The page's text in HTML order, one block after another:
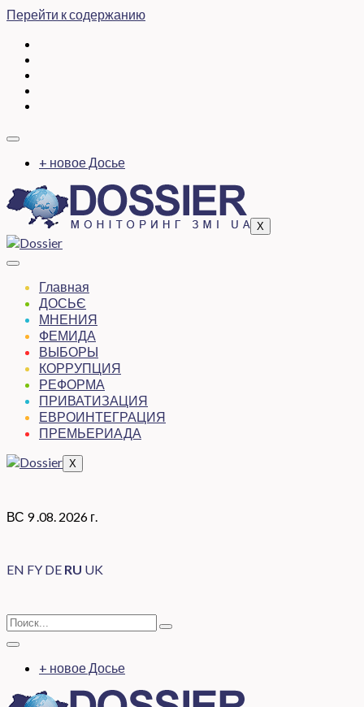
Перейти к содержанию
+ новое Досье
X
Главная
ДОСЬЄ
МНЕНИЯ
ФЕМИДА
ВЫБОРЫ
КОРРУПЦИЯ
РЕФОРМА
ПРИВАТИЗАЦИЯ
ЕВРОИНТЕГРАЦИЯ
ПРЕМЬЕРИАДА
X
ВС 9 .08. 2026 г.
EN FY DE RU UK
+ новое Досье